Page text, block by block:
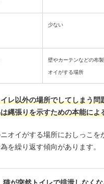
少ない
壁やカーテンなどの布
オイがする場所
レ以外の場所でしてしまう問
縄張りを示すための本能によ
オイがする場所におしっこを
を繰り返す傾向があります。
猫が突然トイレで排泄しなく